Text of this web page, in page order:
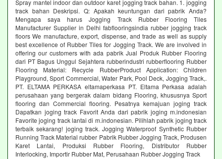
Spray mantel indoor dan outdoor karet jogging track bahan. 1. jogging
track bahan Deskripsi. Q: Apakah keuntungan dari pabrik Anda?
Mengapa saya harus Jogging Track Rubber Flooring Tiles
Manufacturer Supplier in Delhi fabflooringsindia rubber jogging track
floors We manufacture, export, dispense, and trade as well as supply
best excellence of Rubber Tiles for Jogging Track. We are involved in
offering our customers with ada pabrik Jual Produk Rubber Flooring
dari PT Bagus Unggul Sejahtera rubberindustri rubberflooring Rubber
Flooring Material: Recycle RubberProduct Application: Children
Playground, Sport Commercial, Water Park, Pool Deck, Jogging Track,.
PT. ELTAMA PERKASA eltamaperkasa PT. Eltama Perkasa adalah
perusahaan yang bergerak dalam bidang Flooring, khususnya Sport
flooring dan Commercial flooring. Pesatnya kemajuan joging track
Dapatkan joging track Favorit Anda dari pabrik joging m.indonesian
Favorite joging track lantai di m.indonesian. Pilihlah pabrik joging track
terbaik sekarang! joging track. Jogging Waterproof Synthetic Rubber
Running Track Material rubber Pabrik Rubber Jogging Track, Produsen
Karet Lantai, Produksi Rubber Flooring, Distributor Rubber
Interlocking, Importir Rubber Mat, Perusahaan Rubber Jogging Track